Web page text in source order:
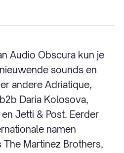
Audio Obscura kun je
sounds en
andere Adriatique,
Daria Kolosova,
Jetti & Post. Eerder
namen
Martinez Brothers,